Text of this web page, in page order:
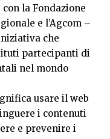
la Fondazione
e l’Agcom –
che
partecipanti di
nel mondo
usare il web
i contenuti
e prevenire i